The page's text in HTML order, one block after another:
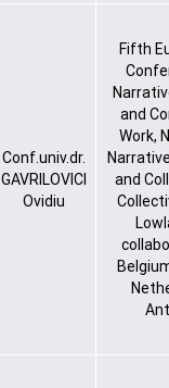
Conf.univ.dr.
GAVRILOVICI
Ovidiu
Fifth
and
Work,
and